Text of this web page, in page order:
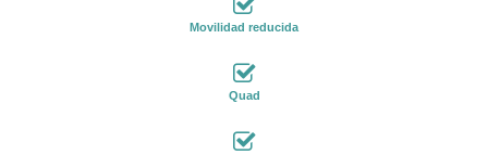
Movilidad reducida
Quad